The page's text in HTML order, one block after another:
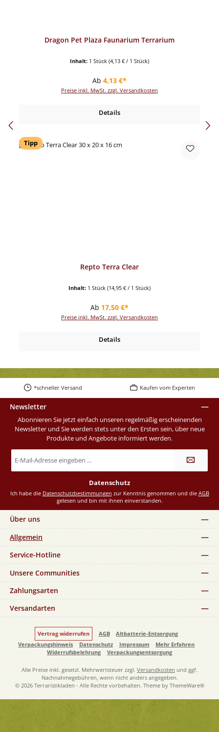
Dragon Pet Plaza Faunarium Terrarium
Inhalt: 1 Stück (4,13 € / 1 Stück)
Regulärer Preis:
Ab 4,13 €*
Preise inkl. MwSt. zzgl. Versandkosten
Details
Tipp
Repto Terra Clear
Inhalt: 1 Stück (14,95 € / 1 Stück)
Regulärer Preis:
Ab 17,50 €*
Preise inkl. MwSt. zzgl. Versandkosten
Details
*schneller Versand Kaufen vom Experten
Newsletter
Abonnieren Sie jetzt einfach unseren regelmäßig erscheinenden
Newsletter und Sie werden stets unter den Ersten sein, über neue
Produkte und Angebote informiert werden.
Mail-
Adresse
Datenschutz
Ich habe die Datenschutzbestimmungen zur Kenntnis genommen und die AGB
gelesen und bin mit ihnen einverstanden.
Über uns
Allgemein
Service-Hotline
Unsere Communities
Zahlungsarten
Versandarten
Vertrag widerrufen AGB
Altbatterie-Entsorgung
Verpackungshinweis
Datenschutz Impressum
Mehr Erfahren
Widerrufsbelehrung
Verpackungsentsorgung
Alle Preise inkl. gesetzl. Mehrwertsteuer zzgl. Versandkosten und ggf.
Nachnahmegebühren, wenn nicht anders angegeben.
© 2026 Terraristikladen - Alle Rechte vorbehalten. Theme by ThemeWare®